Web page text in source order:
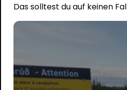
Das solltest du auf keinen